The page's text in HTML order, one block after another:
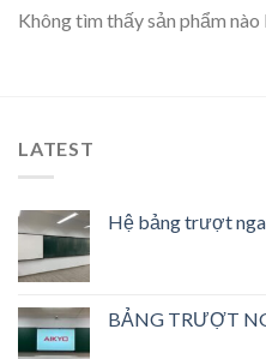
Không tìm thấy sản phẩm
LATEST
Hệ bảng trượt
BẢNG TRƯỢT